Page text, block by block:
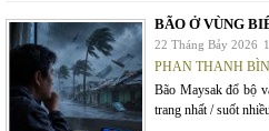
BÃO Ở VÙNG
22 Tháng Bảy 2026
PHAN THANH
Bão Maysak đổ bộ
trang nhất / suốt